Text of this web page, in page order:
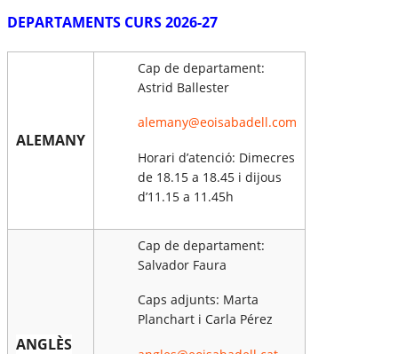
DEPARTAMENTS CURS 2026-27
ALEMANY
Cap de departament:
Astrid Ballester
alemany@eoisabadell.com
Horari d’atenció: Dimecres
de 18.15 a 18.45 i dijous
d’11.15 a 11.45h
ANGLÈS
Cap de departament:
Salvador Faura
Caps adjunts: Marta
Planchart i Carla Pérez